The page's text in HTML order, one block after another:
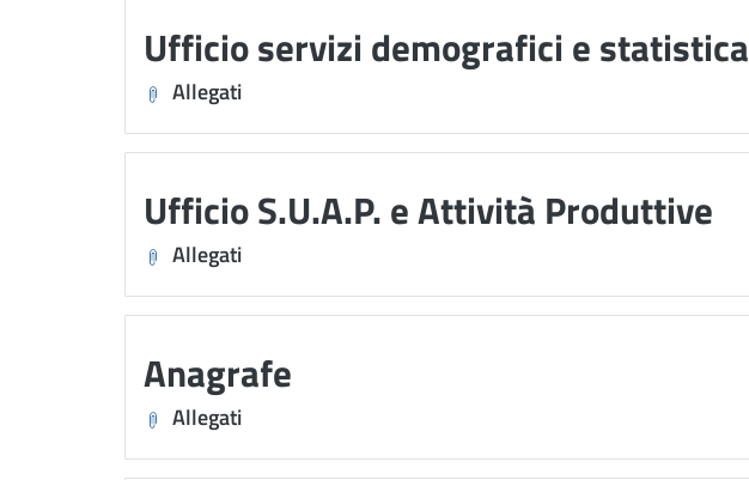
Ufficio servizi demografici e statistica
Allegati
Ufficio S.U.A.P. e Attività Produttive
Allegati
Anagrafe
Allegati